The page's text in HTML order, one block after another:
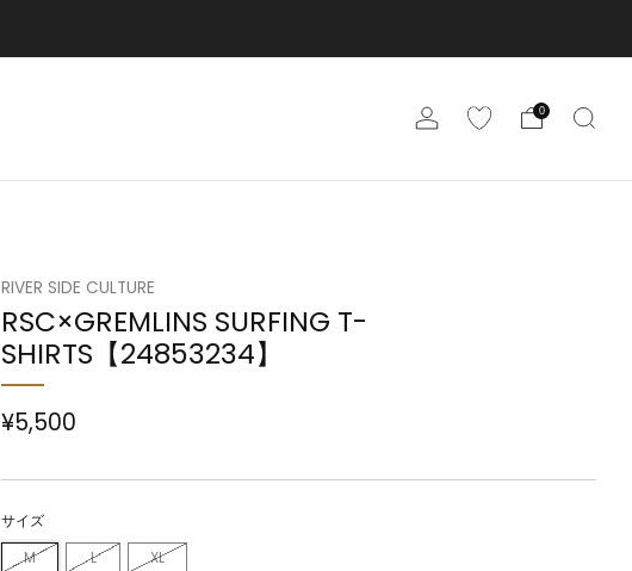
0
RIVER SIDE CULTURE
RSC×GREMLINS SURFING T-
SHIRTS【24853234】
¥5,500
サイズ
M L XL